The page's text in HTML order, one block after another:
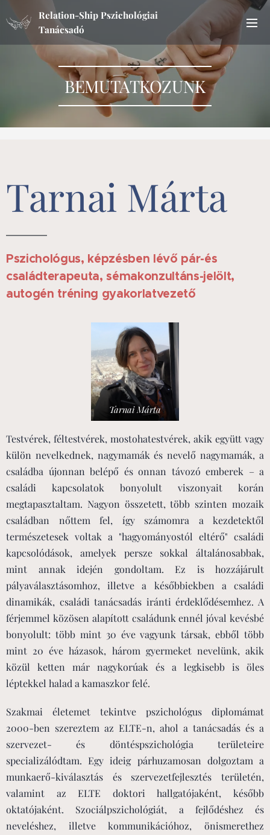
Relation-Ship Pszichológiai
Tanácsadó
BEMUTATKOZUNK
Tarnai Márta
Pszichológus, képzésben lévő pár-és
családterapeuta, sémakonzultáns-jelölt,
autogén tréning gyakorlatvezető
Tarnai Márta
Testvérek, féltestvérek, mostohatestvérek, akik együtt vagy
külön nevelkednek, nagymamák és nevelő nagymamák, a
családba újonnan belépő és onnan távozó emberek – a
családi kapcsolatok bonyolult viszonyait korán
megtapasztaltam. Nagyon összetett, több szinten mozaik
családban nőttem fel, így számomra a kezdetektől
természetesek voltak a "hagyományostól eltérő" családi
kapcsolódások, amelyek persze sokkal általánosabbak,
mint annak idején gondoltam. Ez is hozzájárult
pályaválasztásomhoz, illetve a későbbiekben a családi
dinamikák, családi tanácsadás iránti érdeklődésemhez. A
férjemmel közösen alapított családunk ennél jóval kevésbé
bonyolult: több mint 30 éve vagyunk társak, ebből több
mint 20 éve házasok, három gyermeket nevelünk, akik
közül ketten már nagykorúak és a legkisebb is öles
léptekkel halad a kamaszkor felé.
Szakmai életemet tekintve pszichológus diplomámat
2000-ben szereztem az ELTE-n, ahol a tanácsadás és a
szervezet- és döntéspszichológia területeire
specializálódtam. Egy ideig párhuzamosan dolgoztam a
munkaerő-kiválasztás és szervezetfejlesztés területén,
valamint az ELTE doktori hallgatójaként, később
oktatójaként. Szociálpszichológiát, a fejlődéshez és
neveléshez, illetve kommunikációhoz, önismerethez